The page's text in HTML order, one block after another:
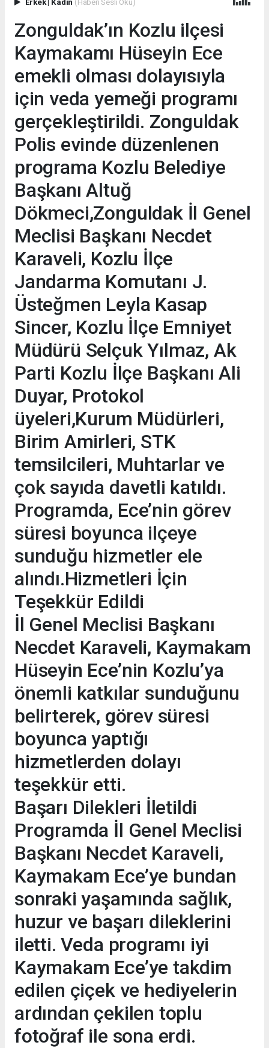
Zonguldak’ın Kozlu ilçesi
Kaymakamı Hüseyin Ece
emekli olması dolayısıyla
için veda yemeği programı
gerçekleştirildi. Zonguldak
Polis evinde düzenlenen
programa Kozlu Belediye
Başkanı Altuğ
Dökmeci,Zonguldak İl Genel
Meclisi Başkanı Necdet
Karaveli, Kozlu İlçe
Jandarma Komutanı J.
Üsteğmen Leyla Kasap
Sincer, Kozlu İlçe Emniyet
Müdürü Selçuk Yılmaz, Ak
Parti Kozlu İlçe Başkanı Ali
Duyar, Protokol
üyeleri,Kurum Müdürleri,
Birim Amirleri, STK
temsilcileri, Muhtarlar ve
çok sayıda davetli katıldı.
Programda, Ece’nin görev
süresi boyunca ilçeye
sunduğu hizmetler ele
alındı.Hizmetleri İçin
Teşekkür Edildi
İl Genel Meclisi Başkanı
Necdet Karaveli, Kaymakam
Hüseyin Ece’nin Kozlu’ya
önemli katkılar sunduğunu
belirterek, görev süresi
boyunca yaptığı
hizmetlerden dolayı
teşekkür etti.
Başarı Dilekleri İletildi
Programda İl Genel Meclisi
Başkanı Necdet Karaveli,
Kaymakam Ece’ye bundan
sonraki yaşamında sağlık,
huzur ve başarı dileklerini
iletti. Veda programı iyi
Kaymakam Ece’ye takdim
edilen çiçek ve hediyelerin
ardından çekilen toplu
fotoğraf ile sona erdi.